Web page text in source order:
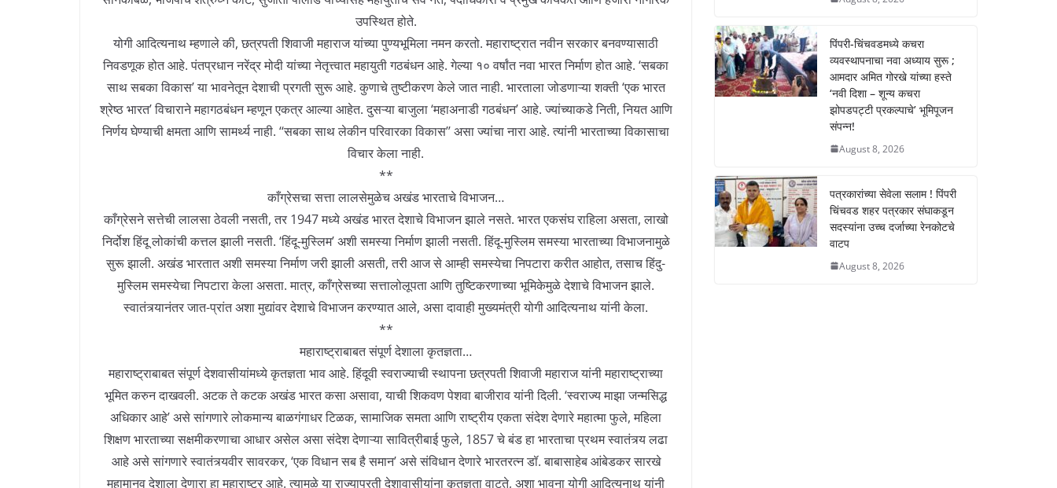
उपस्थित होते.
योगी आदित्यनाथ म्हणाले की, छत्रपती शिवाजी महाराज यांच्या पुण्यभूमिला नमन करतो. महाराष्ट्रात नवीन सरकार बनवण्यासाठी
निवडणूक होत आहे. पंतप्रधान नरेंद्र मोदी यांच्या नेतृत्त्वात महायुती गठबंधन आहे. गेल्या १० वर्षांत नवा भारत निर्माण होत आहे. ‘सबका
साथ सबका विकास’ या भावनेतून देशाची प्रगती सुरू आहे. कुणाचे तुष्टीकरण केले जात नाही. भारताला जोडणाऱ्या शक्ती ‘एक भारत
श्रेष्ठ भारत’ विचाराने महागठबंधन म्हणून एकत्र आल्या आहेत. दुसऱ्या बाजुला ‘महाअनाडी गठबंधन’ आहे. ज्यांच्याकडे निती, नियत आणि
निर्णय घेण्याची क्षमता आणि सामर्थ्य नाही. ‘‘सबका साथ लेकीन परिवारका विकास’’ असा ज्यांचा नारा आहे. त्यांनी भारताच्या विकासाचा
विचार केला नाही.
**
काँग्रेसचा सत्ता लालसेमुळेच अखंड भारताचे विभाजन…
काँग्रेसने सत्तेची लालसा ठेवली नसती, तर 1947 मध्ये अखंड भारत देशाचे विभाजन झाले नसते. भारत एकसंघ राहिला असता, लाखो
निर्दोश हिंदू लोकांची कत्तल झाली नसती. ‘हिंदू-मुस्लिम’ अशी समस्या निर्माण झाली नसती. हिंदू-मुस्लिम समस्या भारताच्या विभाजनामुळे
सुरू झाली. अखंड भारतात अशी समस्या निर्माण जरी झाली असती, तरी आज से आम्ही समस्येचा निपटारा करीत आहोत, तसाच हिंदु-
मुस्लिम समस्येचा निपटारा केला असता. मात्र, काँग्रेसच्या सत्तालोलूपता आणि तुष्टिकरणाच्या भूमिकेमुळे देशाचे विभाजन झाले.
स्वातंत्र्यानंतर जात-प्रांत अशा मुद्यांवर देशाचे विभाजन करण्यात आले, असा दावाही मुख्यमंत्री योगी आदित्यनाथ यांनी केला.
**
महाराष्ट्राबाबत संपूर्ण देशाला कृतज्ञता…
महाराष्ट्राबाबत संपूर्ण देशवासीयांमध्ये कृतज्ञता भाव आहे. हिंदूवी स्वराज्याची स्थापना छत्रपती शिवाजी महाराज यांनी महाराष्ट्राच्या
भूमित करुन दाखवली. अटक ते कटक अखंड भारत कसा असावा, याची शिकवण पेशवा बाजीराव यांनी दिली. ‘स्वराज्य माझा जन्मसिद्ध
अधिकार आहे’ असे सांगणारे लोकमान्य बाळगंगाधर टिळक, सामाजिक समता आणि राष्ट्रीय एकता संदेश देणारे महात्मा फुले, महिला
शिक्षण भारताच्या सक्षमीकरणाचा आधार असेल असा संदेश देणाऱ्या सावित्रीबाई फुले, 1857 चे बंड हा भारताचा प्रथम स्वातंत्र्य लढा
आहे असे सांगणारे स्वातंत्र्यवीर सावरकर, ‘एक विधान सब है समान’ असे संविधान देणारे भारतरत्न डॉ. बाबासाहेब आंबेडकर सारखे
महामानव देशाला देणारा हा महाराष्ट्र आहे. त्यामुळे या राज्याप्रती देशावासीयांना कृतज्ञता वाटते, अशा भावना योगी आदित्यनाथ यांनी
पिंपरी-चिंचवडमध्ये कचरा
व्यवस्थापनाचा नवा अध्याय सुरू ;
आमदार अमित गोरखे यांच्या हस्ते
‘नवी दिशा – शून्य कचरा
झोपडपट्टी प्रकल्पाचे’ भूमिपूजन
संपन्न!
August 8, 2026
पत्रकारांच्या सेवेला सलाम ! पिंपरी
चिंचवड शहर पत्रकार संघाकडून
सदस्यांना उच्च दर्जाच्या रेनकोटचे
वाटप
August 8, 2026